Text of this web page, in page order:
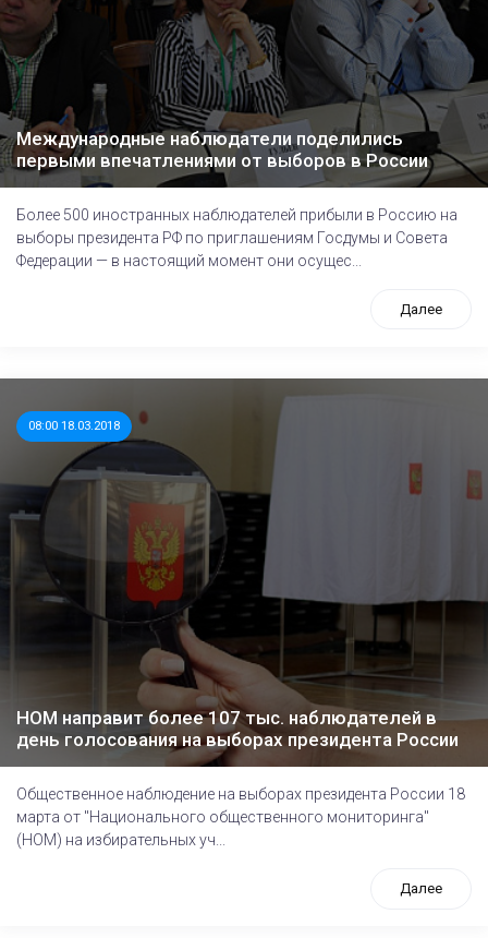
Международные наблюдатели поделились
первыми впечатлениями от выборов в России
Более 500 иностранных наблюдателей прибыли в Россию на
выборы президента РФ по приглашениям Госдумы и Совета
Федерации — в настоящий момент они осущес...
Далее
08:00 18.03.2018
НОМ направит более 107 тыс. наблюдателей в
день голосования на выборах президента России
Общественное наблюдение на выборах президента России 18
марта от "Национального общественного мониторинга"
(НОМ) на избирательных уч...
Далее